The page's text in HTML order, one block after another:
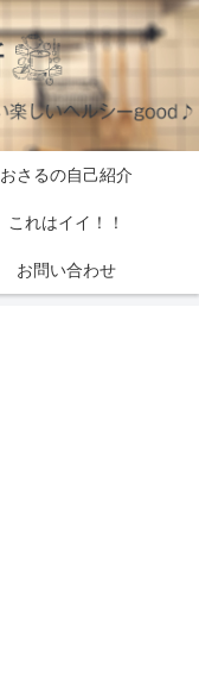
おさるの自己紹介
これはイイ！！
お問い合わせ